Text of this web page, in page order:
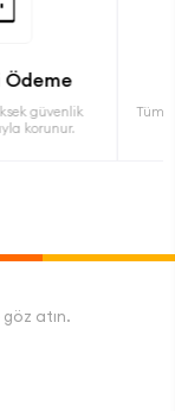
Ödeme
güvenlik
korunur.
Tüm
atın.